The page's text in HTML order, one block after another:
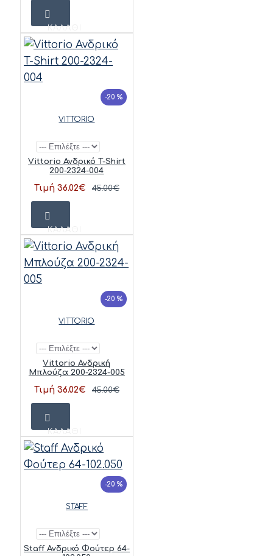
ΚΑΛΆΘΙ
-20 %
VITTORIO
Vittorio Ανδρικό T-Shirt
200-2324-004
Τιμή 36.02€ 45.00€
ΚΑΛΆΘΙ
-20 %
VITTORIO
Vittorio Ανδρική
Μπλούζα 200-2324-005
Τιμή 36.02€ 45.00€
ΚΑΛΆΘΙ
-20 %
STAFF
Staff Ανδρικό Φούτερ 64-